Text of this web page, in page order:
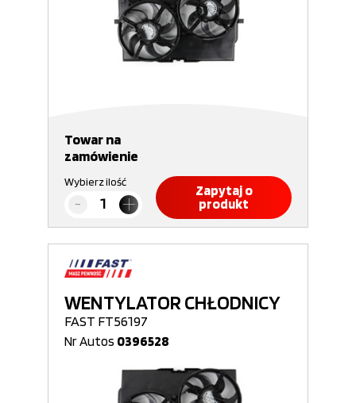
Towar na
zamówienie
Wybierz ilość
Zapytaj o
produkt
WENTYLATOR CHŁODNICY
FAST FT56197
Nr Autos 0396528